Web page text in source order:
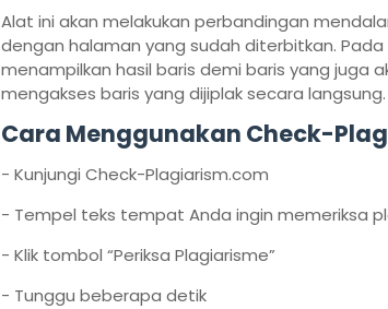
Alat ini akan melakukan perbandingan
dengan halaman yang sudah diterbitkan. Pada
menampilkan hasil baris demi baris yang juga
mengakses baris yang dijiplak secara langsung.
Cara Menggunakan Check-
- Kunjungi Check-Plagiarism.com
- Tempel teks tempat Anda ingin memeriksa
- Klik tombol “Periksa Plagiarisme”
- Tunggu beberapa detik